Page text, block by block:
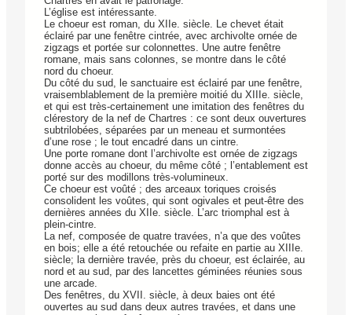
L’église est intéressante.
Le choeur est roman, du XIIe. siècle. Le chevet était
éclairé par une fenêtre cintrée, avec archivolte ornée de
zigzags et portée sur colonnettes. Une autre fenêtre
romane, mais sans colonnes, se montre dans le côté
nord du choeur.
Du côté du sud, le sanctuaire est éclairé par une fenêtre,
vraisemblablement de la première moitié du XIIIe. siècle,
et qui est très-certainement une imitation des fenêtres du
clérestory de la nef de Chartres : ce sont deux ouvertures
subtrilobées, séparées par un meneau et surmontées
d’une rose ; le tout encadré dans un cintre.
Une porte romane dont l’archivolte est ornée de zigzags
donne accès au choeur, du même côté ; l’entablement est
porté sur des modillons très-volumineux.
Ce choeur est voûté ; des arceaux toriques croisés
consolident les voûtes, qui sont ogivales et peut-être des
dernières années du XIIe. siècle. L’arc triomphal est à
plein-cintre.
La nef, composée de quatre travées, n’a que des voûtes
en bois; elle a été retouchée ou refaite en partie au XIIIe.
siècle; la dernière travée, près du choeur, est éclairée, au
nord et au sud, par des lancettes géminées réunies sous
une arcade.
Des fenêtres, du XVII. siècle, à deux baies ont été
ouvertes au sud dans deux autres travées, et dans une